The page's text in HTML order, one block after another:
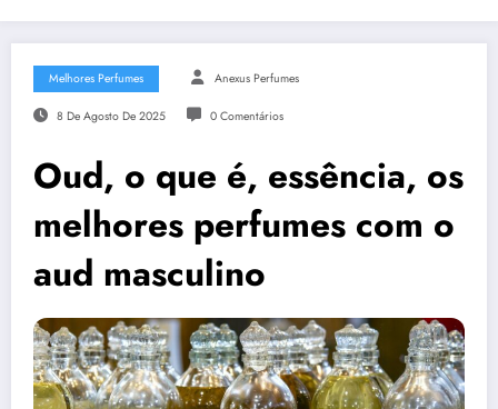
Melhores Perfumes Anexus Perfumes
8 De Agosto De 2025 0 Comentários
Oud, o que é, essência, os
melhores perfumes com o
aud masculino